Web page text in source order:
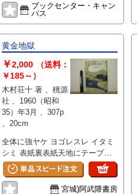
ブックセンター・キャン
パス
黄金地獄
￥2,000
（送料：
￥185～）
木村荘十 著 、桃源
社 、1960（昭和
35）年3月 、307p
、20cm
全体に強ヤケ ヨゴレスレ イタミ
シミ 表紙裏表紙天地にテープ
跡。
宮城)阿武隈書房